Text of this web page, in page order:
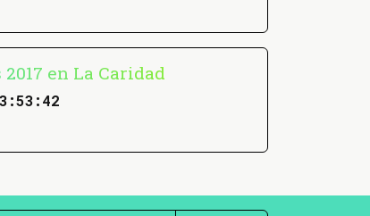
en La Caridad